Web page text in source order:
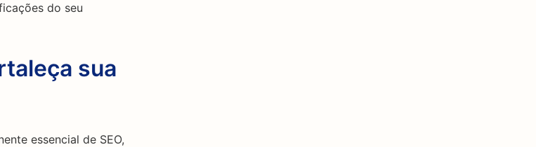
do seu
sua
essencial de SEO,